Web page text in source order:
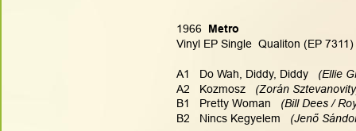
1966 Metro
Vinyl EP Single  Qualiton (EP 7311)
A1   Do Wah, Diddy, Diddy (Ellie
A2   Kozmosz
(Zorán
B1   Pretty Woman
(Bill Dees /
B2   Nincs Kegyelem
(Jenő